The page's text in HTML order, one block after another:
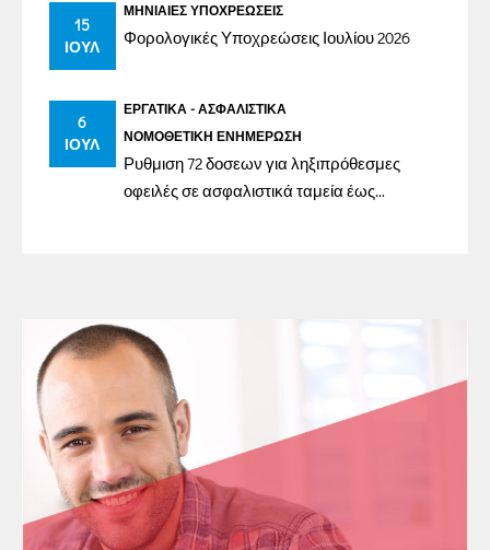
15
ΙΟΎΛ
ΜΗΝΙΑΊΕΣ ΥΠΟΧΡΕΏΣΕΙΣ
Φορολογικές Υποχρεώσεις Ιουλίου 2026
6
ΙΟΎΛ
ΕΡΓΑΤΙΚΆ - ΑΣΦΑΛΙΣΤΙΚΆ
ΝΟΜΟΘΕΤΙΚΉ ΕΝΗΜΈΡΩΣΗ
Ρυθμιση 72 δοσεων για ληξιπρόθεσμες
οφειλές σε ασφαλιστικά ταμεία έως